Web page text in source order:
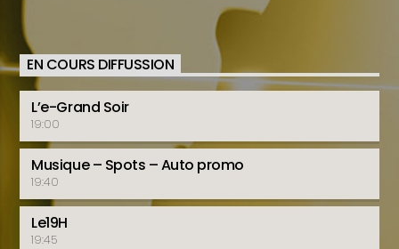
EN COURS DIFFUSSION
L’e-Grand Soir
19:00
Musique – Spots – Auto promo
19:40
Le19H
19:45